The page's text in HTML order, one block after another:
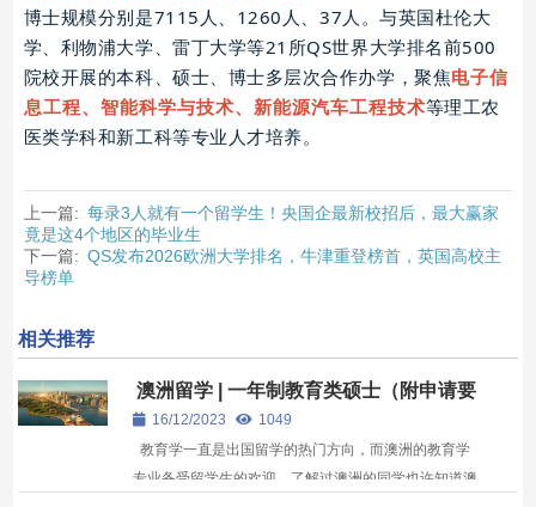
博士规模分别是7115人、1260人、37人。与英国杜伦大
学、利物浦大学、雷丁大学等21所QS世界大学排名前500
院校开展的本科、硕士、博士多层次合作办学，聚焦电子信
息工程、智能科学与技术、新能源汽车工程技术等理工农
医类学科和新工科等专业人才培养。
上一篇: 每录3人就有一个留学生！央国企最新校招后，最大赢家
竟是这4个地区的毕业生
下一篇: QS发布2026欧洲大学排名，牛津重登榜首，英国高校主
导榜单
相关推荐
澳洲留学 | 一年制教育类硕士（附申请要
求）16/12/2023
1049
教育学一直是出国留学的热门方向，而澳洲的教育学
专业备受留学生的欢迎，了解过澳洲的同学也许知道澳